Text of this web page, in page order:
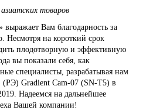
товаров
Вам благодарность за
Несмотря на короткий срок
плодотворную и эффективную
вы показали себя, как
специалисты, разрабатывая нам
(РЭ) Gradient Cam-07 (SN-T5) в
Надеемся на дальнейшее
Вашей компании!